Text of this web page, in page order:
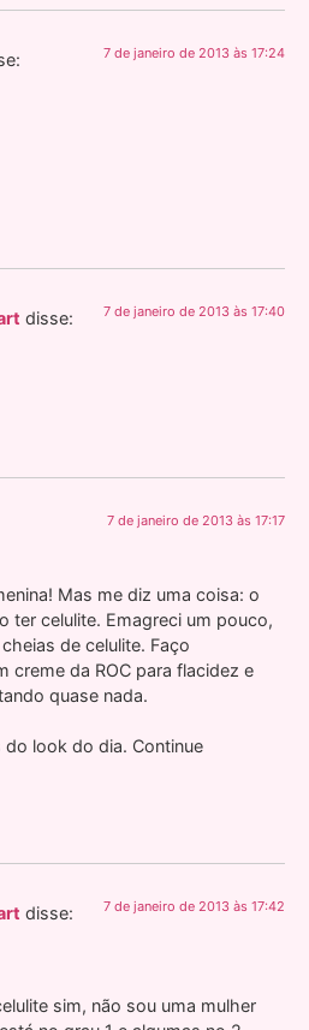
7 de janeiro de 2013 às 17:24
disse: 7 de janeiro de 2013 às 17:40
7 de janeiro de 2013 às 17:17
Mas me diz uma coisa: o
ter celulite. Emagreci um pouco,
de celulite. Faço
creme da ROC para flacidez e
quase nada.
look do dia. Continue
disse: 7 de janeiro de 2013 às 17:42
sim, não sou uma mulher